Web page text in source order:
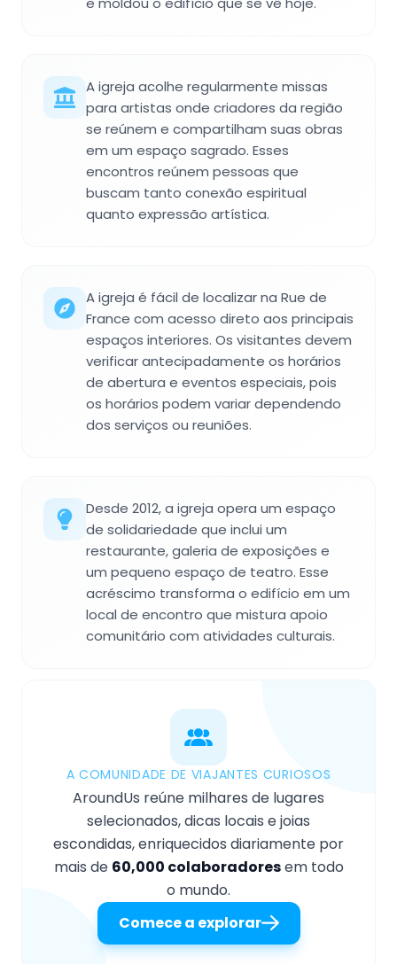
A igreja acolhe regularmente missas
para artistas onde criadores da região
se reúnem e compartilham suas obras
em um espaço sagrado. Esses
encontros reúnem pessoas que
buscam tanto conexão espiritual
quanto expressão artística.
A igreja é fácil de localizar na Rue de
France com acesso direto aos principais
espaços interiores. Os visitantes devem
verificar antecipadamente os horários
de abertura e eventos especiais, pois
os horários podem variar dependendo
dos serviços ou reuniões.
Desde 2012, a igreja opera um espaço
de solidariedade que inclui um
restaurante, galeria de exposições e
um pequeno espaço de teatro. Esse
acréscimo transforma o edifício em um
local de encontro que mistura apoio
comunitário com atividades culturais.
A COMUNIDADE DE VIAJANTES CURIOSOS
AroundUs reúne milhares de lugares
selecionados, dicas locais e joias
escondidas, enriquecidos diariamente por
mais de 60,000 colaboradoresem todo
o mundo.
Comece a explorar